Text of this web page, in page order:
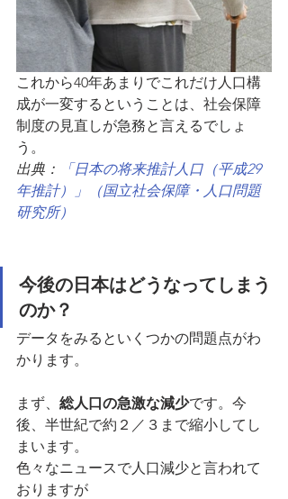
これから40年あまりでこれだけ人口構
成が一変するということは、社会保障
制度の見直しが急務と言えるでしょ
う。
出典：
「日本の将来推計人口（平成29
年推計）」（国立社会保障・人口問題
研究所）
今後の日本はどうなってしまう
のか？
データをみるといくつかの問題点がわ
かります。
まず、 総人口の急激な減少です。今
後、半世紀で約２／３まで縮小してし
まいます。
色々なニュースで人口減少と言われて
おりますが